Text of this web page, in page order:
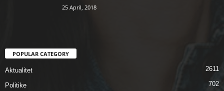
25 April, 2018
POPULAR CATEGORY
Aktualitet 2611
Politike 702